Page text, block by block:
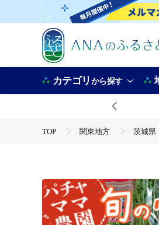
カテゴリから探す
TOP 関東地方 茨城県
【 6ヶ月連続お届け 】 農園自慢
根 芽キャベツ レタス じゃがいも
TOP
定期便
【 6ヶ月連続お届け 】 農園自慢